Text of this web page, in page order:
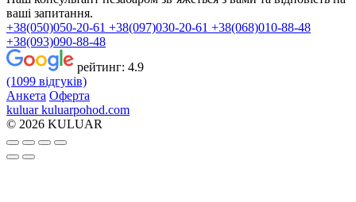
ваші запитання.
+38(050)050-20-61 +38(097)030-20-61 +38(068)010-88-48
+38(093)090-88-48
рейтинг: 4.9
(1099 відгуків)
Анкета Оферта
kuluar kuluarpohod.com
© 2026 KULUAR